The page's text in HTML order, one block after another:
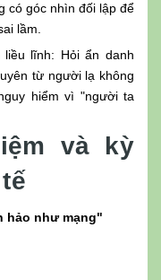
có góc nhìn đối lập để
lầm.
lĩnh: Hỏi ẩn danh
từ người lạ không
hiểm vì "người ta
và kỳ
hảo như mạng"